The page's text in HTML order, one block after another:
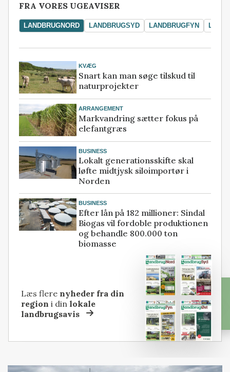
FRA VORES UGEAVISER
LANDBRUGNORD LANDBRUGSYD LANDBRUGFYN
KVÆG
Snart kan man søge tilskud til
naturprojekter
ARRANGEMENT
Markvandring sætter fokus på
elefantgræs
BUSINESS
Lokalt generationsskifte skal
løfte midtjysk siloimportør i
Norden
BUSINESS
Efter lån på 182 millioner: Sindal
Biogas vil fordoble produktionen
og behandle 800.000 ton
biomasse
Læs flere nyheder fra din
region i dinlokale
landbrugsavis